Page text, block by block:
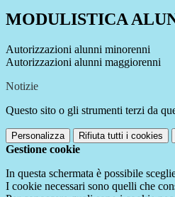
MODULISTICA
Autorizzazioni alunni minorenni
Autorizzazioni alunni maggiorenni
Notizie
Questo sito o gli strumenti terzi da
Personalizza Rifiuta tutti i cookies
Gestione cookie
In questa schermata è possibile
I cookie necessari sono quelli che